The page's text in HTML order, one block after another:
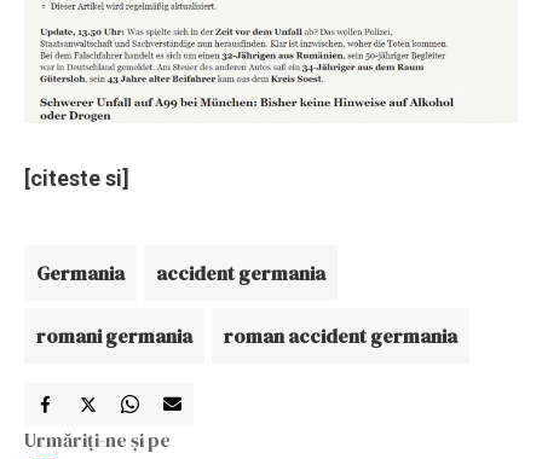
[citeste si]
Germania accident germania
romani germania roman accident germania
Urmăriți-ne și pe